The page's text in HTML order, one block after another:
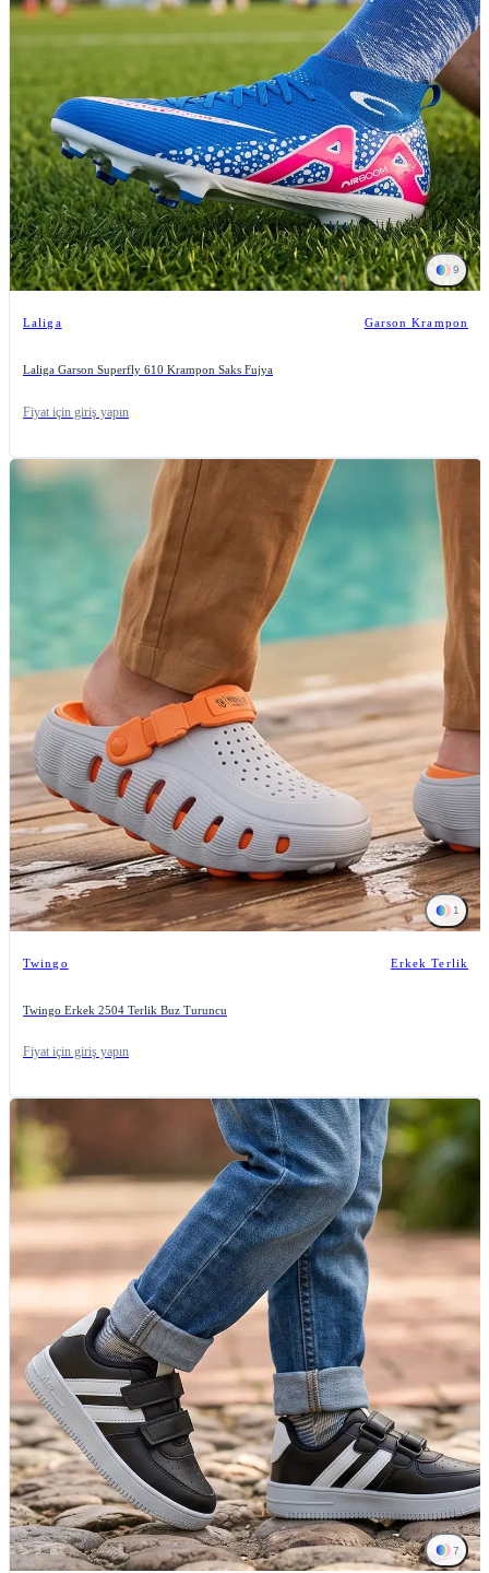
9
Laliga Garson Krampon
Laliga Garson Superfly 610 Krampon Saks Fujya
Fiyat için giriş yapın
1
Twingo Erkek Terlik
Twingo Erkek 2504 Terlik Buz Turuncu
Fiyat için giriş yapın
7